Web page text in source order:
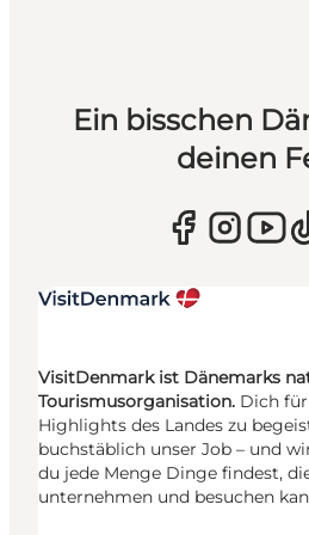
Ein bisschen
deinen
VisitDenmark ist Dänemarks
Tourismusorganisation. Dich
Highlights des Landes zu
buchstäblich unser Job – und
du jede Menge Dinge findest,
unternehmen und besuchen